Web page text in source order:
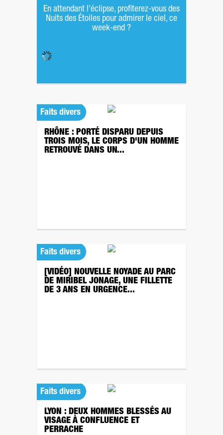
En attendant l'éclipse, profiterez-vous des
Nuits des Étoiles pour admirer le ciel, ce
week-end ?
Faits divers
RHÔNE : PORTÉ DISPARU DEPUIS
TROIS MOIS, LE CORPS D'UN HOMME
RETROUVÉ DANS UN...
Faits divers
[VIDÉO] NOUVELLE NOYADE AU PARC
DE MIRIBEL JONAGE, UNE FILLETTE
DE 3 ANS EN URGENCE...
Faits divers
LYON : DEUX HOMMES BLESSÉS AU
VISAGE À CONFLUENCE ET
PERRACHE